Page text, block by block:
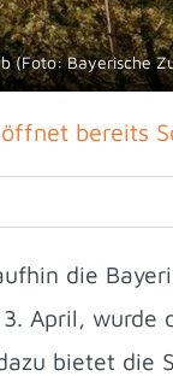
(Foto: Bayerische
bereits
die
April, wurde
bietet die